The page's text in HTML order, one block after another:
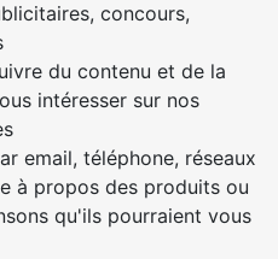
concours,
du contenu et de la
intéresser sur nos
email, téléphone, réseaux
à propos des produits ou
qu'ils pourraient vous